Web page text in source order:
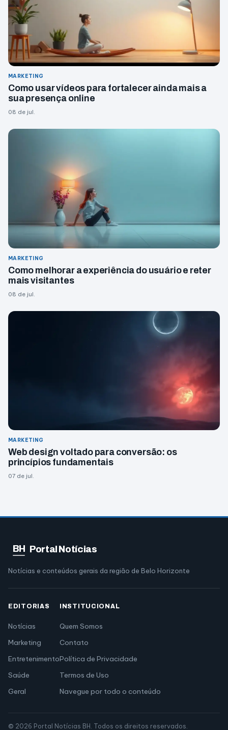
MARKETING
Como usar vídeos para fortalecer ainda mais a
sua presença online
08 de jul.
MARKETING
Como melhorar a experiência do usuário e reter
mais visitantes
08 de jul.
MARKETING
Web design voltado para conversão: os
princípios fundamentais
07 de jul.
BH Portal Notícias
Notícias e conteúdos gerais da região de Belo Horizonte
EDITORIAS
Notícias
Marketing
Entretenimento
Saúde
Geral
INSTITUCIONAL
Quem Somos
Contato
Política de Privacidade
Termos de Uso
Navegue por todo o conteúdo
© 2026 Portal Notícias BH. Todos os direitos reservados.